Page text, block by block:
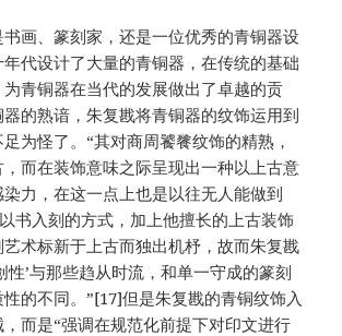
画、篆刻家，还是一位优秀的青铜器设
代设计了大量的青铜器，在传统的基础
为青铜器在当代的发展做出了卓越的贡
的熟谙，朱复戡将青铜器的纹饰运用到
为怪了。“其对商周饕餮纹饰的精熟，
而在装饰意味之际呈现出一种以上古意
力，在这一点上也是以往无人能做到
书入刻的方式，加上他擅长的上古装饰
术标新于上古而独出机杼，故而朱复戡
性’与那些趋从时流，和单一守成的篆刻
的不同。”[17]但是朱复戡的青铜纹饰入
而是“强调在规范化前提下对印文进行